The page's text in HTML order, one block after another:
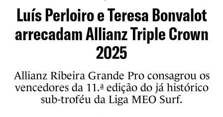
Luís Perloiro e Teresa Bonvalot
arrecadam Allianz Triple Crown
2025
Allianz Ribeira Grande Pro consagrou os
vencedores da 11.ª edição do já histórico
sub-troféu da Liga MEO Surf.